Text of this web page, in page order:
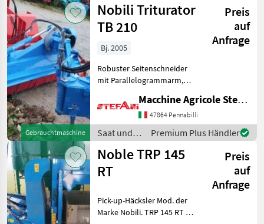
Kategorie 4 Land Filter
AKTUELLER
PFAD
Landtechnik
Saat
Und
Pflege
Mulchgeraete
KATEGORIE
WÄHLEN
Nobili
Zurücksetzen
2
Ergebnisse
anzeigen
Gebrauchtmaschine
Nobili Triturator
TB 210
Preis
auf
Anfrage
Bj. 2005
Robuster Seitenschneider
mit Parallelogrammarm,
Böschungen und
Straßenränder. Geeignet für
die Auftragsfertigung, da es
aus Komponenten bes
Macchine Agricole Stefani Luciano
47864 Pennabilli
Saat und
Pflege /
Nobili
Premium Plus Händler
Noble TRP 145
RT
Preis
auf
Anfrage
Pick-up-Häcksler Mod. der
Marke Nobili. TRP 145 RT –